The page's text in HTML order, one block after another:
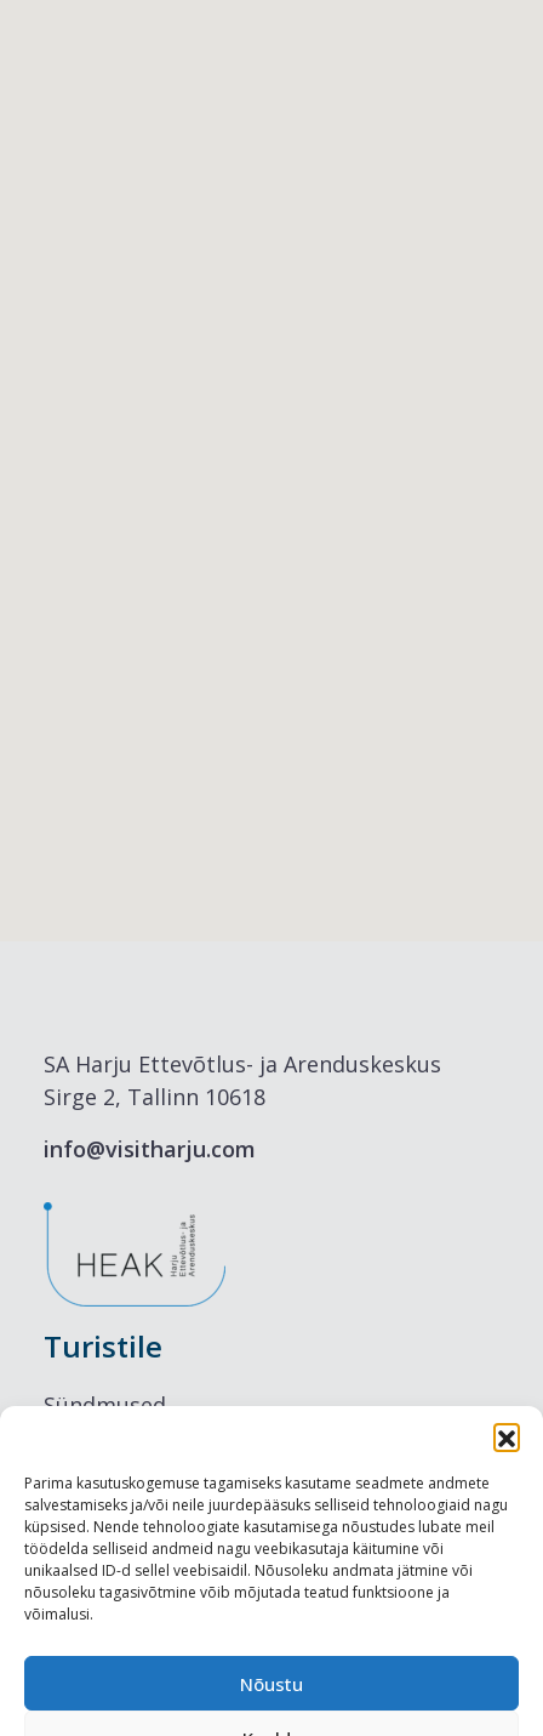
Parima kasutuskogemuse tagamiseks kasutame seadmete andmete
salvestamiseks ja/või neile juurdepääsuks selliseid tehnoloogiaid nagu
küpsised. Nende tehnoloogiate kasutamisega nõustudes lubate meil
töödelda selliseid andmeid nagu veebikasutaja käitumine või
unikaalsed ID-d sellel veebisaidil. Nõusoleku andmata jätmine või
nõusoleku tagasivõtmine võib mõjutada teatud funktsioone ja
võimalusi.
Nõustu
SA Harju Ettevõtlus- ja Arenduskeskus
Sirge 2, Tallinn 10618
info@visitharju.com
Turistile
Sündmused
Maitseelamused
Vaatamisväärsused
Visit Tallinn
Turismiprofessionaalile